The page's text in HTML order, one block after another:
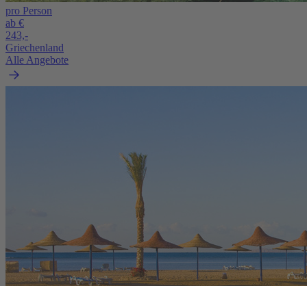
pro Person
ab €
243,-
Griechenland
Alle Angebote